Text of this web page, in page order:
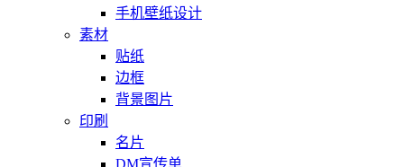
手机壁纸设计
素材
贴纸
边框
背景图片
印刷
名片
DM宣传单